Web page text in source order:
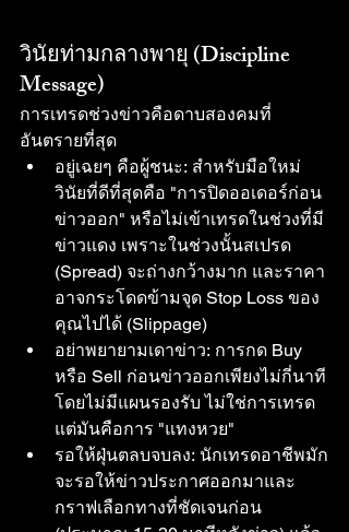
วินัยท่ามกลางพายุ (Discipline
Message)
การเทรดช่วงข่าวคือดาบสองคมที่
อันตรายที่สุด
อยู่เฉยๆ คือผู้ชนะ: สำหรับมือใหม่
วินัยที่ดีที่สุดคือ "การปิดออเดอร์ก่อน
ข่าวออก" หรือไม่เข้าเทรดในช่วงที่มี
ข่าวแดง เพราะในช่วงนั้นสเปรด
(Spread) จะถ่างกว้างมาก และราคา
อาจกระโดดข้ามจุด Stop Loss ของ
คุณไปได้ (Slippage)
อย่าพยายามเดาข่าว: การกด Buy
หรือ Sell ก่อนข่าวออกเพียงไม่กี่นาที
โดยไม่มีแผนรองรับ ไม่ใช่การเทรด
แต่มันคือการ "แทงหวย"
รอให้ฝุ่นตลบจบลง: นักเทรดอาชีพมัก
จะรอให้ข่าวประกาศออกมาและ
กราฟเลือกทางที่ชัดเจนก่อน